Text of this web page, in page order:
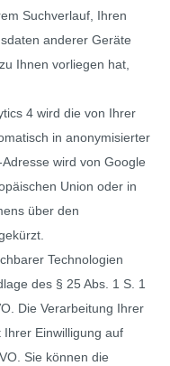
Suchverlauf, Ihren
anderer Geräte
Ihnen vorliegen hat,
4 wird die von Ihrer
in anonymisierter
wird von Google
Union oder in
über den
Technologien
des § 25 Abs. 1 S. 1
Die Verarbeitung Ihrer
Einwilligung auf
Sie können die